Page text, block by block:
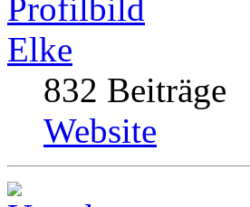
Elke
832 Beiträge
Website